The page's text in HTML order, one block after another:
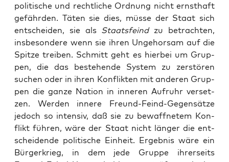
poli­ti­sche und recht­li­che Ord­nung nicht ernst­haft
gefähr­den. Täten sie dies, müs­se der Staat sich
ent­schei­den, sie als Staats­feindzu betrach­ten,
ins­be­son­de­re wenn sie ihren Unge­hor­sam auf die
Spit­ze trei­ben. Schmitt geht es hier­bei um Grup­
pen, die das bestehen­de Sys­tem zu zer­stö­ren
suchen oder in ihren Kon­flik­ten mit ande­ren Grup­
pen die gan­ze Nati­on in inne­ren Auf­ruhr ver­set­
zen. Wer­den inne­re Freund-Feind-Gegen­sät­ze
jedoch so inten­siv, daß sie zu bewaff­ne­tem Kon­
flikt füh­ren, wäre der Staat nicht län­ger die ent­
schei­den­de poli­ti­sche Ein­heit. Ergeb­nis wäre ein
Bür­ger­krieg, in dem jede Grup­pe ihrer­seits